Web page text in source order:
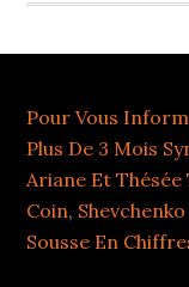
Pour Vous
Plus De 3 Mois
Ariane Et Thésée
Coin,
Sousse En